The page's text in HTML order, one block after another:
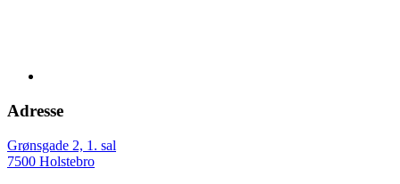
Adresse
Grønsgade 2, 1. sal
7500 Holstebro